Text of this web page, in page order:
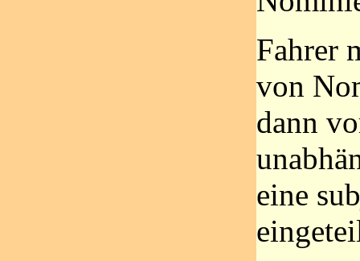
Fahrer
von
dann
eine